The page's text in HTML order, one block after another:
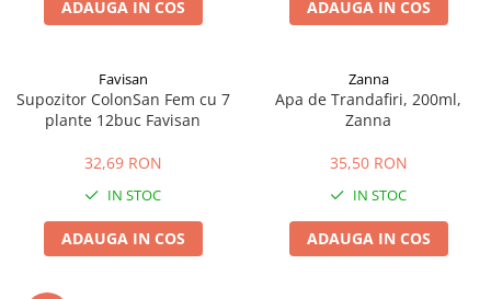
ADAUGA IN COS ADAUGA IN COS
Favisan
Supozitor ColonSan Fem cu 7
plante 12buc Favisan
32,69 RON
IN STOC
ADAUGA IN COS
Zanna
Apa de Trandafiri, 200ml,
Zanna
35,50 RON
IN STOC
ADAUGA IN COS